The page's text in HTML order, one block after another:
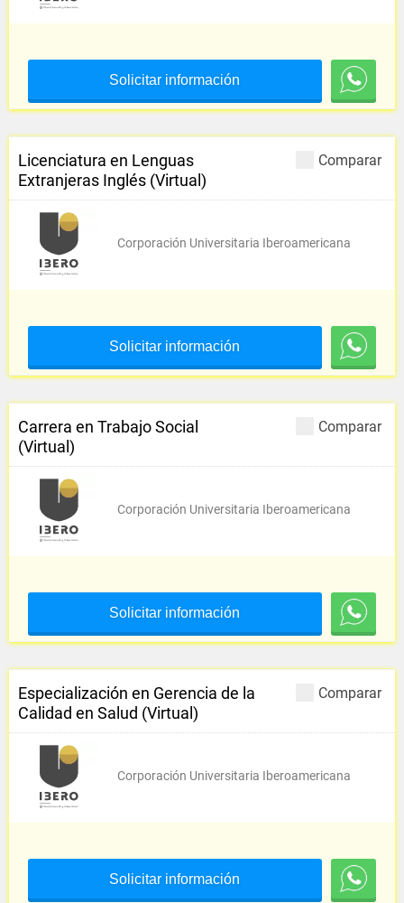
Solicitar información
Comparar
Licenciatura en Lenguas
Extranjeras Inglés (Virtual)
Corporación Universitaria Iberoamericana
Solicitar información
Comparar
Carrera en Trabajo Social
(Virtual)
Corporación Universitaria Iberoamericana
Solicitar información
Comparar
Especialización en Gerencia de la
Calidad en Salud (Virtual)
Corporación Universitaria Iberoamericana
Solicitar información